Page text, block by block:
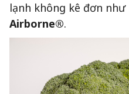
lạnh không kê đơn như
Airborne®.